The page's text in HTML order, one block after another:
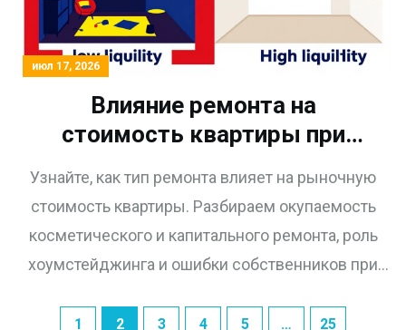
июл 17, 2026
Влияние ремонта на
стоимость квартиры при
советы
Узнайте, как тип ремонта влияет на рыночную
стоимость квартиры. Разбираем окупаемость
косметического и капитального ремонта, роль
хоумстейджинга и ошибки собственников при
1 2 3 4 5 … 25